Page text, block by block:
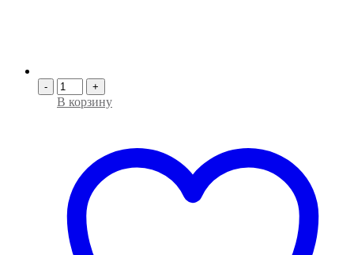
- +
В корзину